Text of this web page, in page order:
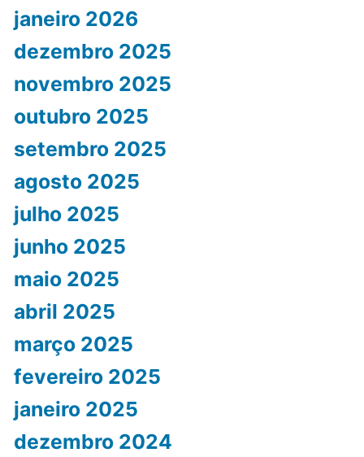
janeiro 2026
dezembro 2025
novembro 2025
outubro 2025
setembro 2025
agosto 2025
julho 2025
junho 2025
maio 2025
abril 2025
março 2025
fevereiro 2025
janeiro 2025
dezembro 2024